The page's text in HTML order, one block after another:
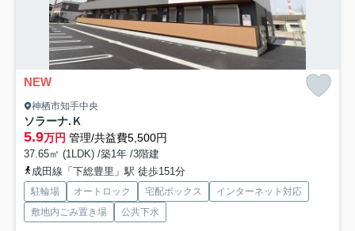
NEW
神栖市知手中央
ソラーナ.Ｋ
5.9万円 管理/共益費5,500円
37.65㎡ (1LDK) /築1年 /3階建
成田線「下総豊里」駅 徒歩151分
駐輪場 オートロック 宅配ボックス
インターネット対応
敷地内ごみ置き場
公共下水